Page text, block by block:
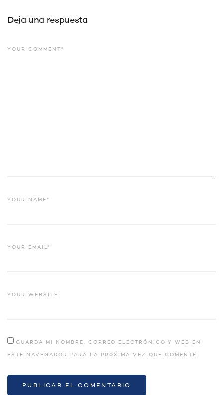
Deja una respuesta
YOUR COMMENT*
YOUR NAME*
YOUR EMAIL*
YOUR WEBSITE
GUARDA MI NOMBRE, CORREO ELECTRÓNICO Y WEB EN
ESTE NAVEGADOR PARA LA PRÓXIMA VEZ QUE COMENTE.